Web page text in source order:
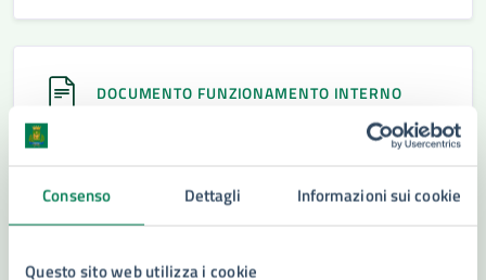
Consenso Dettagli Informazioni sui cookie
Questo sito web utilizza i cookie
DOCUMENTO FUNZIONAMENTO INTERNO
Servizio Statistica e dei Servizi Informativi
Area delle elevate qualificazioni Settore GESTIONE
Funzionario Ing. Sebastiano Briante Rinnovo incarico